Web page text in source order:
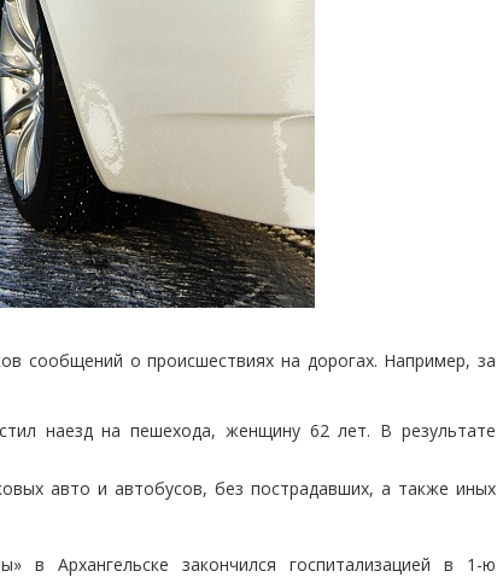
сообщений о происшествиях на дорогах. Например, за
наезд на пешехода, женщину 62 лет. В результате
авто и автобусов, без пострадавших, а также иных
Архангельске закончился госпитализацией в 1-ю